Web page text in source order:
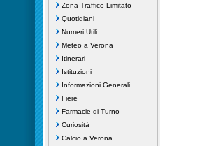
Zona Traffico Limitato
Quotidiani
Numeri Utili
Meteo a Verona
Itinerari
Istituzioni
Informazioni Generali
Fiere
Farmacie di Turno
Curiosità
Calcio a Verona